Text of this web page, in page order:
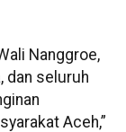
Nanggroe,
dan seluruh
Aceh,”